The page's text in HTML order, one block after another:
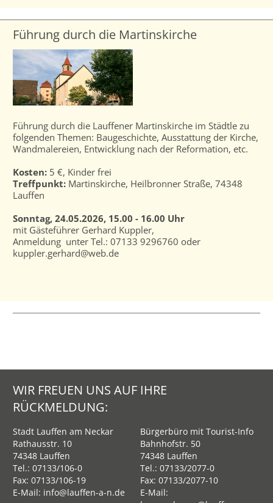
Führung durch die Martinskirche
Führung durch die Lauffener Martinskirche im Städtle zu
folgenden Themen: Baugeschichte, Ausstattung der Kirche,
Wandmalereien, Entwicklung nach der Reformation, etc.
Kosten: 5 €, Kinder frei
Treffpunkt: Martinskirche, Heilbronner Straße, 74348
Lauffen
Sonntag, 24.05.2026, 15.00 - 16.00 Uhr
mit Gästeführer Gerhard Kuppler,
Anmeldung unter Tel.: 07133 9296760 oder
kuppler.gerhard@web.de
WIR FREUEN UNS AUF IHRE
RÜCKMELDUNG:
Stadt Lauffen am Neckar
Rathausstr. 10
74348 Lauffen
Tel.: 07133/106-0
Fax: 07133/106-19
E-Mail: info@lauffen-a-n.de
Bürgerbüro mit Tourist-Info
Bahnhofstr. 50
74348 Lauffen
Tel.:07133/2077-0
Fax: 07133/2077-10
E-Mail: